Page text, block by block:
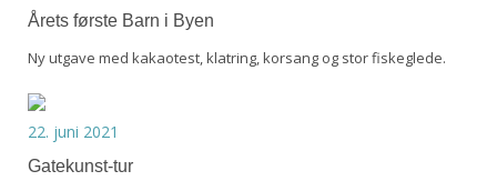
Årets første Barn i Byen
Ny utgave med kakaotest, klatring, korsang og stor fiskeglede.
22. juni 2021
Gatekunst-tur